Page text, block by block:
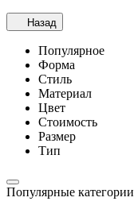
Назад
Популярное
Форма
Стиль
Материал
Цвет
Стоимость
Размер
Тип
Популярные категории